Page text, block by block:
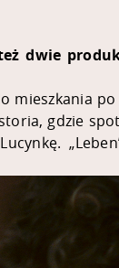
dwie
mieszkania
gdzie